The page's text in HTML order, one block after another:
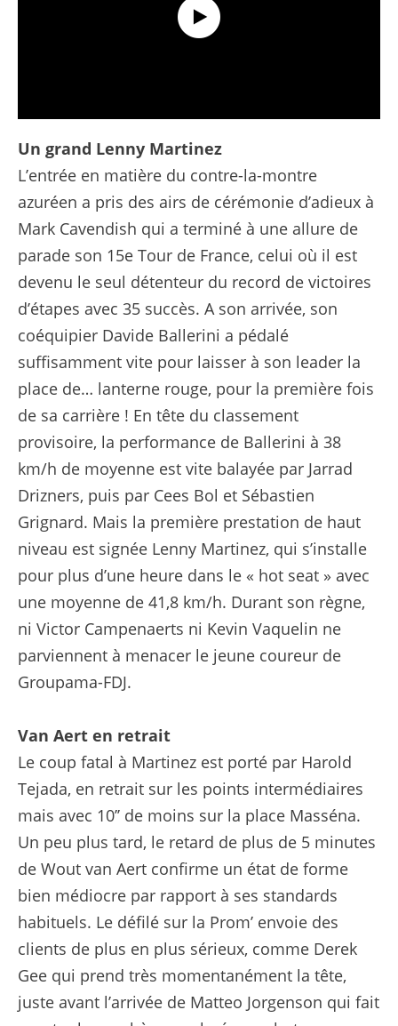
Un grand Lenny Martinez
L’entrée en matière du contre-la-montre
azuréen a pris des airs de cérémonie d’adieux à
Mark Cavendish qui a terminé à une allure de
parade son 15e Tour de France, celui où il est
devenu le seul détenteur du record de victoires
d’étapes avec 35 succès. A son arrivée, son
coéquipier Davide Ballerini a pédalé
suffisamment vite pour laisser à son leader la
place de… lanterne rouge, pour la première fois
de sa carrière ! En tête du classement
provisoire, la performance de Ballerini à 38
km/h de moyenne est vite balayée par Jarrad
Drizners, puis par Cees Bol et Sébastien
Grignard. Mais la première prestation de haut
niveau est signée Lenny Martinez, qui s’installe
pour plus d’une heure dans le « hot seat » avec
une moyenne de 41,8 km/h. Durant son règne,
ni Victor Campenaerts ni Kevin Vaquelin ne
parviennent à menacer le jeune coureur de
Groupama-FDJ.
Van Aert en retrait
Le coup fatal à Martinez est porté par Harold
Tejada, en retrait sur les points intermédiaires
mais avec 10’’ de moins sur la place Masséna.
Un peu plus tard, le retard de plus de 5 minutes
de Wout van Aert confirme un état de forme
bien médiocre par rapport à ses standards
habituels. Le défilé sur la Prom’ envoie des
clients de plus en plus sérieux, comme Derek
Gee qui prend très momentanément la tête,
juste avant l’arrivée de Matteo Jorgenson qui fait